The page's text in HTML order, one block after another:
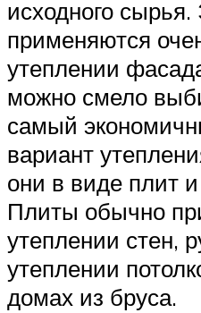
исходного
применяются
утеплении
можно смело
самый
вариант
они в виде плит
Плиты обычно
утеплении стен,
утеплении
домах из бруса.